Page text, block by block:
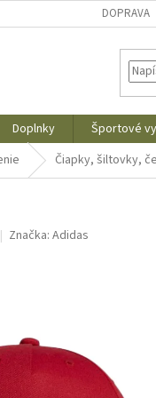
DOPRAVA
Doplnky Športové
Čiapky, šiltovky,
Značka: Adidas